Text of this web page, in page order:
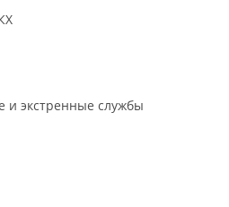
и экстренные службы